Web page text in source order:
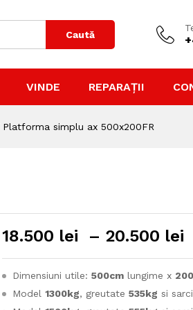
Caută
VINDE REPARAȚII
Platforma simplu ax 500x200FR
18.500 lei – 20.500 lei
Dimensiuni utile:500cm lungime x
Model1300kg, greutate535kg si